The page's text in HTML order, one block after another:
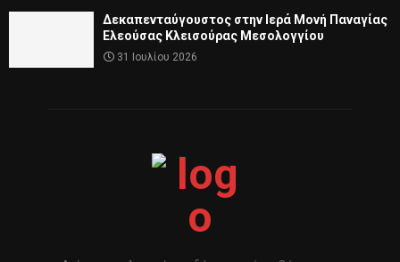
Δεκαπενταύγουστος στην Ιερά Μονή Παναγίας
Ελεούσας Κλεισούρας Μεσολογγίου
31 Ιουλίου 2026